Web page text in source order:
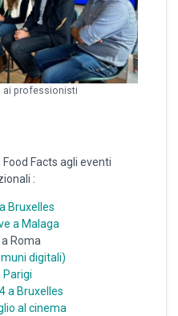
ai professionisti
Facts agli eventi
:
Bruxelles
a Malaga
a Roma
digitali)
Parigi
a Bruxelles
al cinema